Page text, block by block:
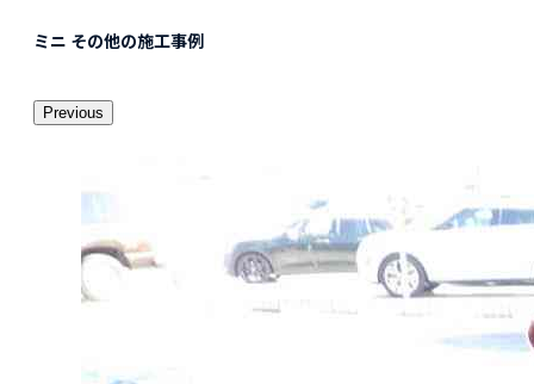
ミニ その他の施工事例
Previous